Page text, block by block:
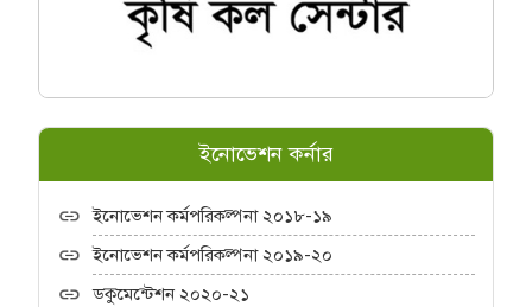
ইনোভেশন কর্নার
ইনোভেশন কর্মপরিকল্পনা ২০১৮-১৯
ইনোভেশন কর্মপরিকল্পনা ২০১৯-২০
ডকুমেন্টেশন ২০২০-২১